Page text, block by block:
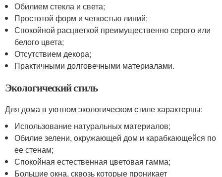
Обилием стекла и света;
Простотой форм и четкостью линий;
Спокойной расцветкой преимущественно серого или
белого цвета;
Отсутствием декора;
Практичными долговечными материалами.
Экологический стиль
Для дома в уютном экологическом стиле характерны:
Использование натуральных материалов;
Обилие зелени, окружающей дом и карабкающейся по
ее стенам;
Спокойная естественная цветовая гамма;
Большие окна, сквозь которые проникает